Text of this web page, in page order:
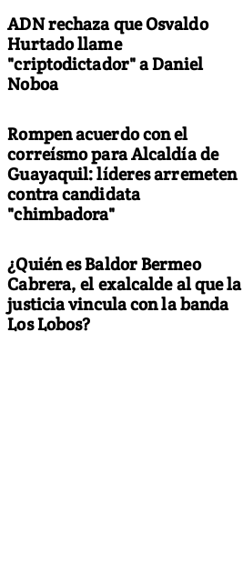
ADN rechaza que Osvaldo
Hurtado llame
"criptodictador" a Daniel
Noboa
Rompen acuerdo con el
correísmo para Alcaldía de
Guayaquil: líderes arremeten
contra candidata
"chimbadora"
¿Quién es Baldor Bermeo
Cabrera, el exalcalde al que la
justicia vincula con la banda
Los Lobos?